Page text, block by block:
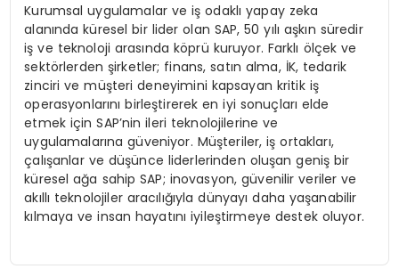
Kurumsal uygulamalar ve iş odaklı yapay zeka
alanında küresel bir lider olan SAP, 50 yılı aşkın süredir
iş ve teknoloji arasında köprü kuruyor. Farklı ölçek ve
sektörlerden şirketler; finans, satın alma, İK, tedarik
zinciri ve müşteri deneyimini kapsayan kritik iş
operasyonlarını birleştirerek en iyi sonuçları elde
etmek için SAP’nin ileri teknolojilerine ve
uygulamalarına güveniyor. Müşteriler, iş ortakları,
çalışanlar ve düşünce liderlerinden oluşan geniş bir
küresel ağa sahip SAP; inovasyon, güvenilir veriler ve
akıllı teknolojiler aracılığıyla dünyayı daha yaşanabilir
kılmaya ve insan hayatını iyileştirmeye destek oluyor.